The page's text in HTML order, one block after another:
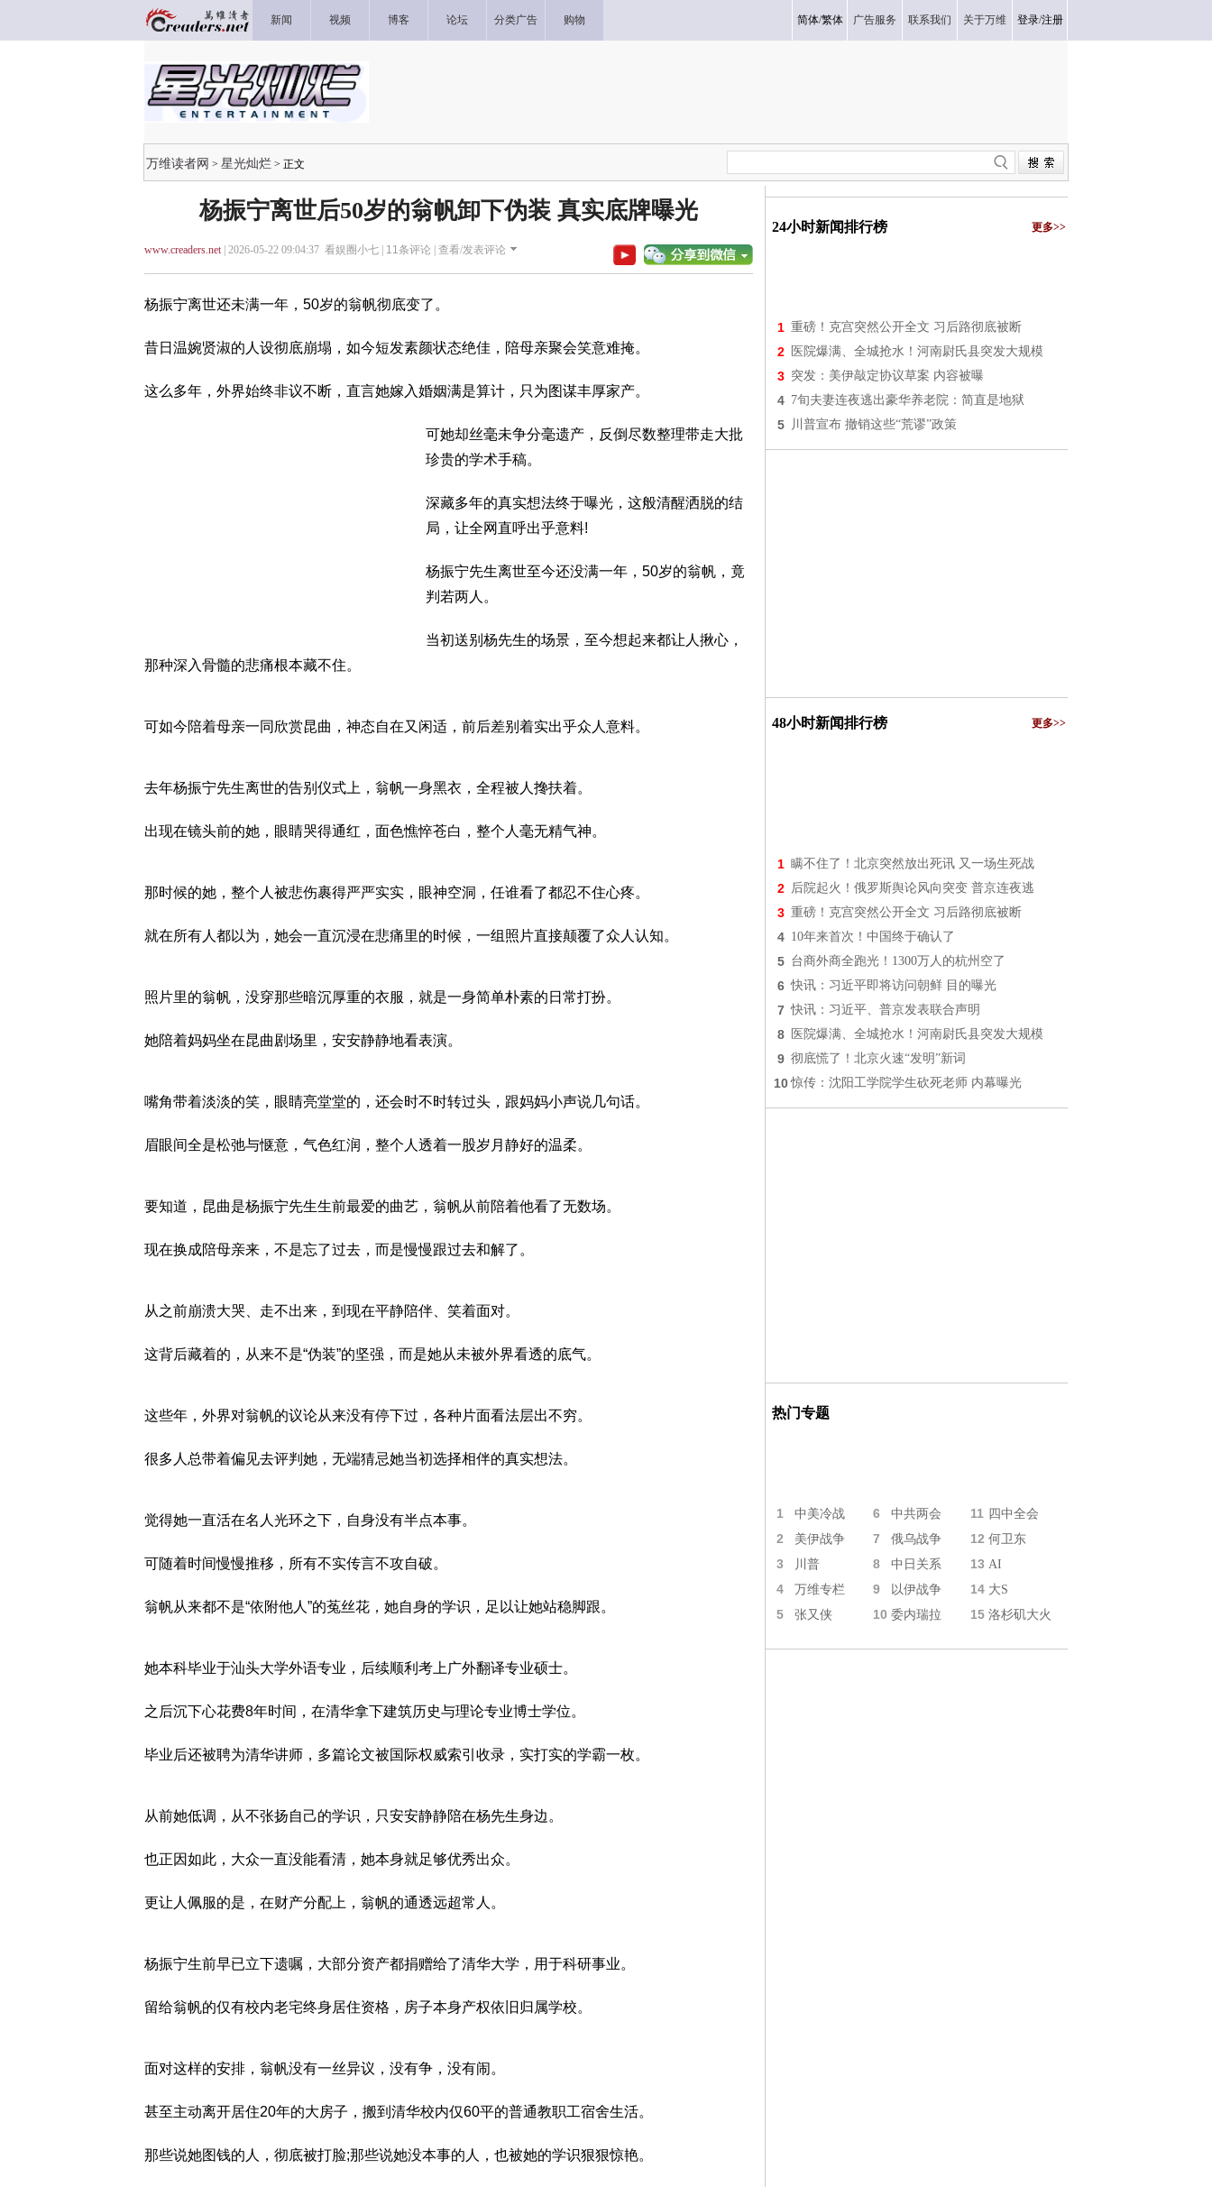
新闻 视频 博客 论坛 分类广告 购物 简体/繁体 广告服务 联系我们 关于万维 登录/注册
万维读者网 > 星光灿烂 > 正文
杨振宁离世后50岁的翁帆卸下伪装 真实底牌曝光
www.creaders.net| 2026-05-22 09:04:37 看娱圈小七 | 11条评论 | 查看/发表评论
杨振宁离世还未满一年，50岁的翁帆彻底变了。
昔日温婉贤淑的人设彻底崩塌，如今短发素颜状态绝佳，陪母亲聚会笑意难掩。
这么多年，外界始终非议不断，直言她嫁入婚姻满是算计，只为图谋丰厚家产。
可她却丝毫未争分毫遗产，反倒尽数整理带走大批
珍贵的学术手稿。
深藏多年的真实想法终于曝光，这般清醒洒脱的结
局，让全网直呼出乎意料!
杨振宁先生离世至今还没满一年，50岁的翁帆，竟
判若两人。
当初送别杨先生的场景，至今想起来都让人揪心，
那种深入骨髓的悲痛根本藏不住。
可如今陪着母亲一同欣赏昆曲，神态自在又闲适，前后差别着实出乎众人意料。
去年杨振宁先生离世的告别仪式上，翁帆一身黑衣，全程被人搀扶着。
出现在镜头前的她，眼睛哭得通红，面色憔悴苍白，整个人毫无精气神。
那时候的她，整个人被悲伤裹得严严实实，眼神空洞，任谁看了都忍不住心疼。
就在所有人都以为，她会一直沉浸在悲痛里的时候，一组照片直接颠覆了众人认知。
照片里的翁帆，没穿那些暗沉厚重的衣服，就是一身简单朴素的日常打扮。
她陪着妈妈坐在昆曲剧场里，安安静静地看表演。
嘴角带着淡淡的笑，眼睛亮堂堂的，还会时不时转过头，跟妈妈小声说几句话。
眉眼间全是松弛与惬意，气色红润，整个人透着一股岁月静好的温柔。
要知道，昆曲是杨振宁先生生前最爱的曲艺，翁帆从前陪着他看了无数场。
现在换成陪母亲来，不是忘了过去，而是慢慢跟过去和解了。
从之前崩溃大哭、走不出来，到现在平静陪伴、笑着面对。
这背后藏着的，从来不是“伪装”的坚强，而是她从未被外界看透的底气。
这些年，外界对翁帆的议论从来没有停下过，各种片面看法层出不穷。
很多人总带着偏见去评判她，无端猜忌她当初选择相伴的真实想法。
觉得她一直活在名人光环之下，自身没有半点本事。
可随着时间慢慢推移，所有不实传言不攻自破。
翁帆从来都不是“依附他人”的菟丝花，她自身的学识，足以让她站稳脚跟。
她本科毕业于汕头大学外语专业，后续顺利考上广外翻译专业硕士。
之后沉下心花费8年时间，在清华拿下建筑历史与理论专业博士学位。
毕业后还被聘为清华讲师，多篇论文被国际权威索引收录，实打实的学霸一枚。
从前她低调，从不张扬自己的学识，只安安静静陪在杨先生身边。
也正因如此，大众一直没能看清，她本身就足够优秀出众。
更让人佩服的是，在财产分配上，翁帆的通透远超常人。
杨振宁生前早已立下遗嘱，大部分资产都捐赠给了清华大学，用于科研事业。
留给翁帆的仅有校内老宅终身居住资格，房子本身产权依旧归属学校。
面对这样的安排，翁帆没有一丝异议，没有争，没有闹。
甚至主动离开居住20年的大房子，搬到清华校内仅60平的普通教职工宿舍生活。
那些说她图钱的人，彻底被打脸;那些说她没本事的人，也被她的学识狠狠惊艳。
24小时新闻排行榜 更多>>
1 重磅！克宫突然公开全文 习后路彻底被断
2 医院爆满、全城抢水！河南尉氏县突发大规模
3 突发：美伊敲定协议草案 内容被曝
4 7旬夫妻连夜逃出豪华养老院：简直是地狱
5 川普宣布 撤销这些“荒谬”政策
48小时新闻排行榜 更多>>
1 瞒不住了！北京突然放出死讯 又一场生死战
2 后院起火！俄罗斯舆论风向突变 普京连夜逃
3 重磅！克宫突然公开全文 习后路彻底被断
4 10年来首次！中国终于确认了
5 台商外商全跑光！1300万人的杭州空了
6 快讯：习近平即将访问朝鲜 目的曝光
7 快讯：习近平、普京发表联合声明
8 医院爆满、全城抢水！河南尉氏县突发大规模
9 彻底慌了！北京火速“发明”新词
10 惊传：沈阳工学院学生砍死老师 内幕曝光
热门专题
1 中美冷战 6 中共两会 11 四中全会
2 美伊战争 7 俄乌战争 12 何卫东
3 川普 8 中日关系 13 AI
4 万维专栏 9 以伊战争 14 大S
5 张又侠 10 委内瑞拉 15 洛杉矶大火